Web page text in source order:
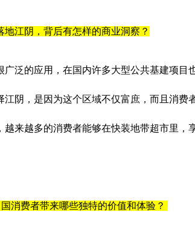
江阴，背后有怎样的商业洞察？
的应用，在国内许多大型公共基建项目
阴，是因为这个区域不仅富庶，而且消
来越多的消费者能够在快装地带超市里，
消费者带来哪些独特的价值和体验？